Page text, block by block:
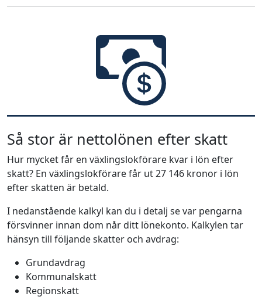
Så stor är nettolönen efter skatt
Hur mycket får en växlingslokförare kvar i lön efter
skatt? En växlingslokförare får ut 27 146 kronor i lön
efter skatten är betald.
I nedanstående kalkyl kan du i detalj se var pengarna
försvinner innan dom når ditt lönekonto. Kalkylen tar
hänsyn till följande skatter och avdrag:
Grundavdrag
Kommunalskatt
Regionskatt